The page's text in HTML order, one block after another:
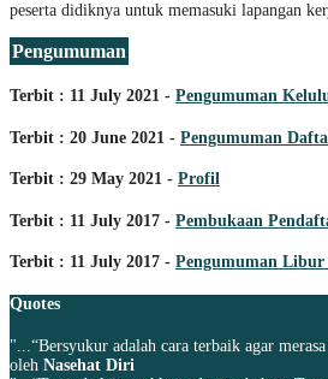
peserta didiknya untuk memasuki lapangan
Pengumuman
Terbit : 11 July 2021 - Pengumuman
Terbit : 20 June 2021 - Pengumuman
Terbit : 29 May 2021 - Profil
Terbit : 11 July 2017 - Pembukaan
Terbit : 11 July 2017 - Pengumuman Libur
Quotes
"...“Bersyukur adalah cara terbaik agar
oleh Nasehat Diri